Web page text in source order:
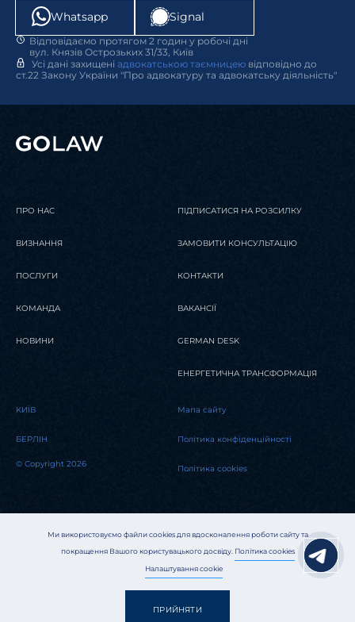
Whatsapp Signal
Відповідаємо протягом 2 годин у робочі дні
вул. Князів Острозьких 31/33, Київ
Усі дані захищені адвокатською таємницею відповідно до
ст.22 Закону України "Про адвокатуру та адвокатську діяльність"
Ми використовуємо файли cookies для вдосконалення роботи сайту та
покращення Вашого користувацького досвіду. Політика cookies
Налаштування cookie
ПРИЙНЯТИ
ПРО НАС
ВИЗНАННЯ
ПОСЛУГИ
КОМАНДА
НОВИНИ
ПІДПИСАТИСЯ НА РОЗСИЛКУ
ЗАМОВИТИ КОНСУЛЬТАЦІЮ
КОНТАКТИ
ВАКАНСІЇ
GERMAN DESK
ЕНЕРГЕТИЧНА ТРАНСФОРМАЦІЯ
KИЇВ
БЕРЛІН
© Copyright 2026
Мапа сайту
Політика конфіденційності
Політика cookies